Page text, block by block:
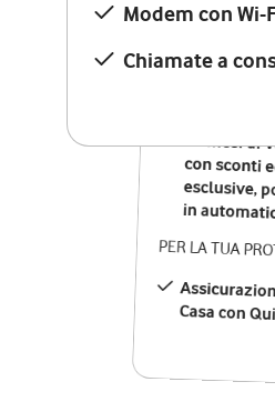
Modem con Wi-
Chiamate a
Chiamate
numeri
nazionali
12 mesi di
con sconti
esclusive,
in
PER LA TUA
Casa con